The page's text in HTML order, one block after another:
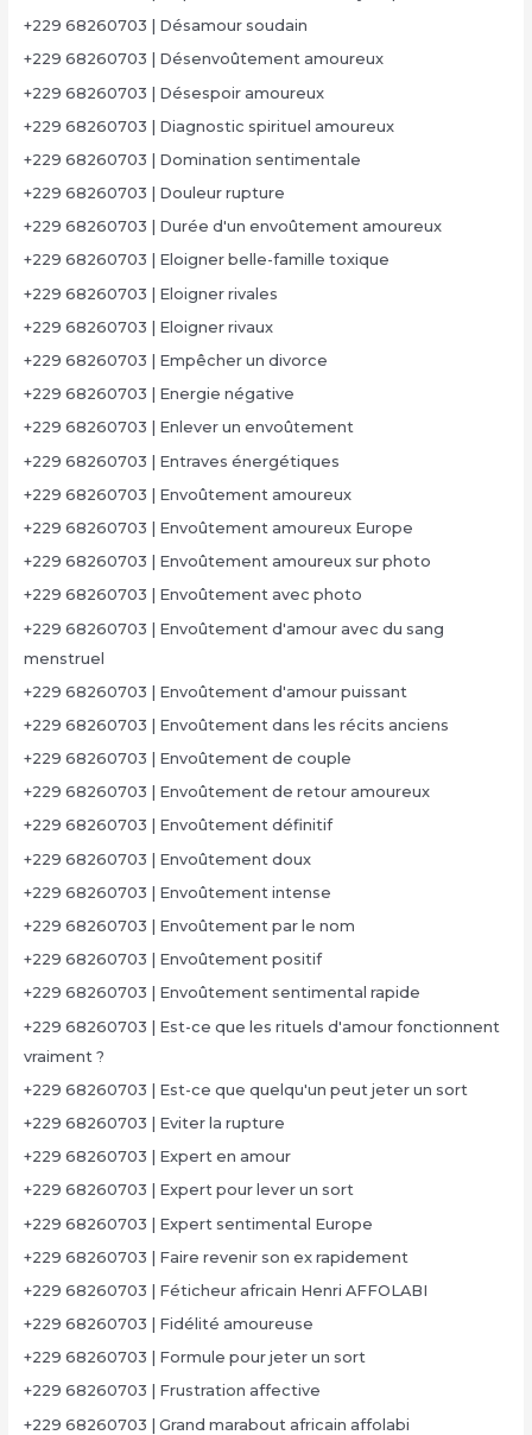
+229 68260703 | Désamour soudain
+229 68260703 | Désenvoûtement amoureux
+229 68260703 | Désespoir amoureux
+229 68260703 | Diagnostic spirituel amoureux
+229 68260703 | Domination sentimentale
+229 68260703 | Douleur rupture
+229 68260703 | Durée d'un envoûtement amoureux
+229 68260703 | Eloigner belle-famille toxique
+229 68260703 | Eloigner rivales
+229 68260703 | Eloigner rivaux
+229 68260703 | Empêcher un divorce
+229 68260703 | Energie négative
+229 68260703 | Enlever un envoûtement
+229 68260703 | Entraves énergétiques
+229 68260703 | Envoûtement amoureux
+229 68260703 | Envoûtement amoureux Europe
+229 68260703 | Envoûtement amoureux sur photo
+229 68260703 | Envoûtement avec photo
+229 68260703 | Envoûtement d'amour avec du sang
menstruel
+229 68260703 | Envoûtement d'amour puissant
+229 68260703 | Envoûtement dans les récits anciens
+229 68260703 | Envoûtement de couple
+229 68260703 | Envoûtement de retour amoureux
+229 68260703 | Envoûtement définitif
+229 68260703 | Envoûtement doux
+229 68260703 | Envoûtement intense
+229 68260703 | Envoûtement par le nom
+229 68260703 | Envoûtement positif
+229 68260703 | Envoûtement sentimental rapide
+229 68260703 | Est-ce que les rituels d'amour fonctionnent
vraiment ?
+229 68260703 | Est-ce que quelqu'un peut jeter un sort
+229 68260703 | Eviter la rupture
+229 68260703 | Expert en amour
+229 68260703 | Expert pour lever un sort
+229 68260703 | Expert sentimental Europe
+229 68260703 | Faire revenir son ex rapidement
+229 68260703 | Féticheur africain Henri AFFOLABI
+229 68260703 | Fidélité amoureuse
+229 68260703 | Formule pour jeter un sort
+229 68260703 | Frustration affective
+229 68260703 | Grand marabout africain affolabi